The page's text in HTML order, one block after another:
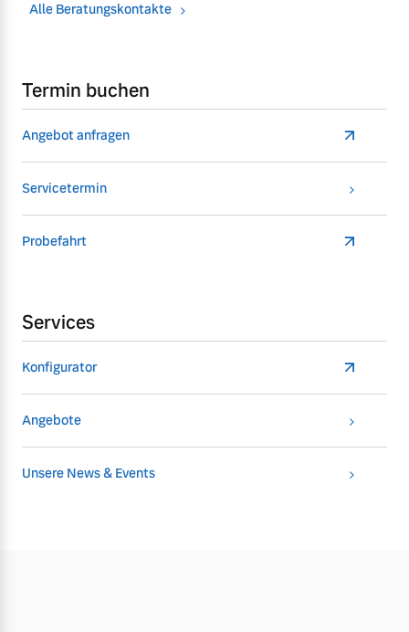
Alle Beratungskontakte
Termin buchen
Angebot anfragen
Servicetermin
Probefahrt
Services
Konfigurator
Angebote
Unsere News & Events